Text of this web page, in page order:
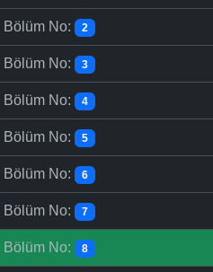
Bölüm No: 2
Bölüm No: 3
Bölüm No: 4
Bölüm No: 5
Bölüm No: 6
Bölüm No: 7
Bölüm No: 8